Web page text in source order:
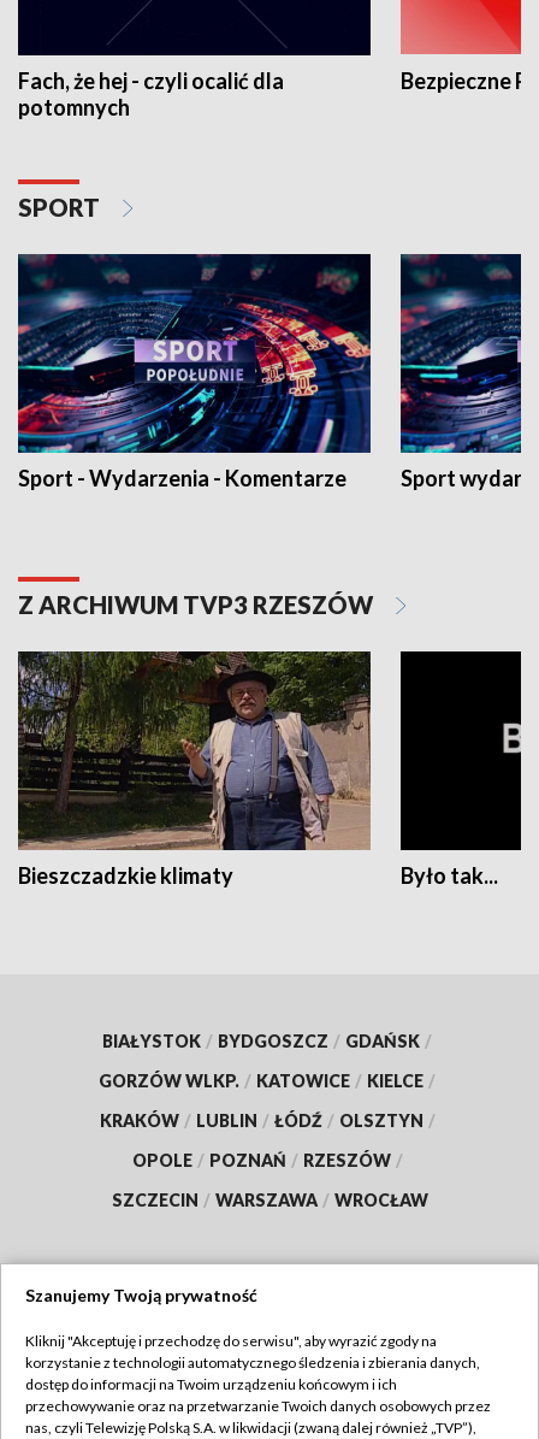
Fach, że hej - czyli ocalić dla
potomnych
Bezpieczne
SPORT
Sport - Wydarzenia - Komentarze Sport
Z ARCHIWUM TVP3 RZESZÓW
Bieszczadzkie klimaty Było tak...
BIAŁYSTOK / BYDGOSZCZ / GDAŃSK /
GORZÓW WLKP. / KATOWICE / KIELCE /
KRAKÓW / LUBLIN / ŁÓDŹ / OLSZTYN /
OPOLE / POZNAŃ / RZESZÓW /
SZCZECIN / WARSZAWA / WROCŁAW
TVP
Abonament TVP
Regulamin TVP
Szanujemy Twoją prywatność
Kliknij "Akceptuję i przechodzę do serwisu", aby wyrazić zgody na
korzystanie z technologii automatycznego śledzenia i zbierania danych,
dostęp do informacji na Twoim urządzeniu końcowym i ich
przechowywanie oraz na przetwarzanie Twoich danych osobowych przez
nas, czyli Telewizję Polską S.A. w likwidacji (zwaną dalej również „TVP”),